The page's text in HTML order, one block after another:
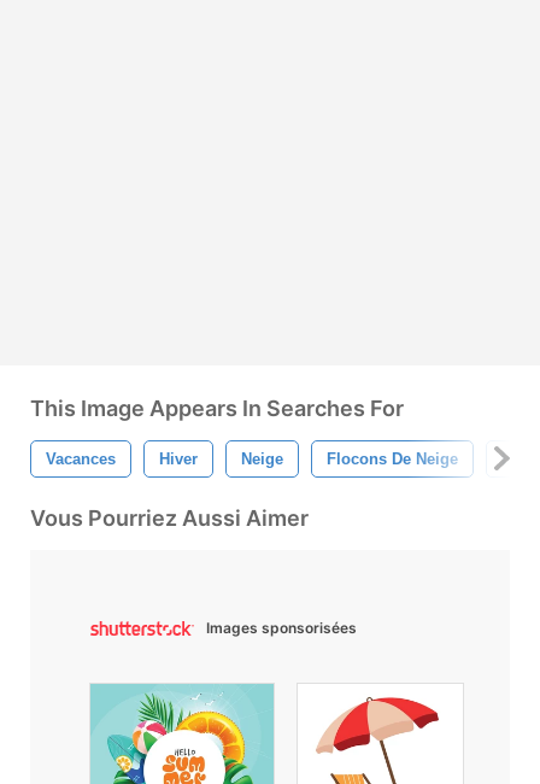
This Image Appears In Searches For
Vacances Hiver Neige Flocons De Neige
Vous Pourriez Aussi Aimer
Images sponsorisées